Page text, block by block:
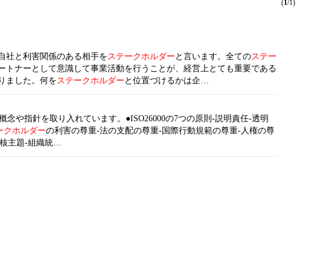
(1/1)
社と利害関係のある相手をステークホルダー と言います。全てのステー
トナーとして意識して事業活動を行うことが、経営上とても重要である
ました。何をステークホルダー と位置づけるかは企…
念や指針を取り入れています。●ISO26000の7つの原則-説明責任-透明
クホルダーの利害の尊重 -法の支配の尊重-国際行動規範の尊重-人権の尊
核主題-組織統…